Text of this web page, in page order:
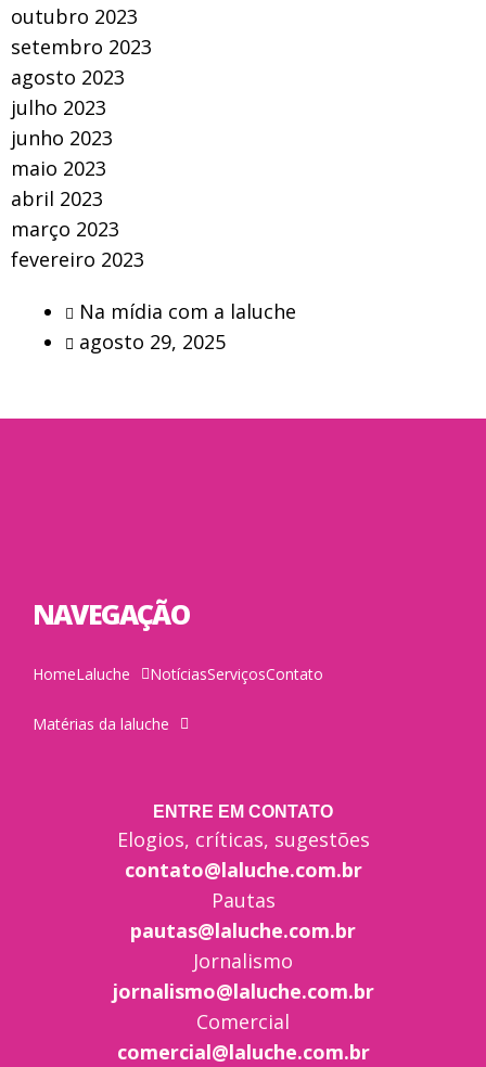
outubro 2023
setembro 2023
agosto 2023
julho 2023
junho 2023
maio 2023
abril 2023
março 2023
fevereiro 2023
Na mídia com a laluche
agosto 29, 2025
NAVEGAÇÃO
HomeLaluche NotíciasServiçosContato
Matérias da laluche
ENTRE EM CONTATO
Elogios, críticas, sugestões
contato@laluche.com.br
Pautas
pautas@laluche.com.br
Jornalismo
jornalismo@laluche.com.br
Comercial
comercial@laluche.com.br